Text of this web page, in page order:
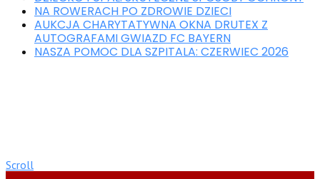
NA ROWERACH PO ZDROWIE DZIECI
AUKCJA CHARYTATYWNA OKNA DRUTEX Z
AUTOGRAFAMI GWIAZD FC BAYERN
NASZA POMOC DLA SZPITALA: CZERWIEC 2026
Scroll